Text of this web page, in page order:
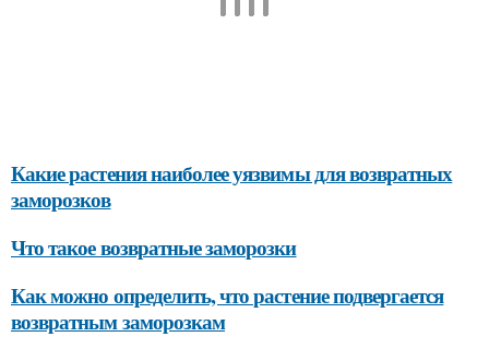
Какие растения наиболее уязвимы для возвратных
заморозков
Что такое возвратные заморозки
Как можно определить, что растение подвергается
возвратным заморозкам